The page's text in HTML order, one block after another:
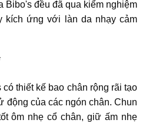
Bibo's đều đã qua kiểm nghiệm
kích ứng với làn da nhạy cảm
thiết kế bao chân rộng rãi tạo
động của các ngón chân. Chun
ôm nhẹ cổ chân, giữ ấm nhẹ